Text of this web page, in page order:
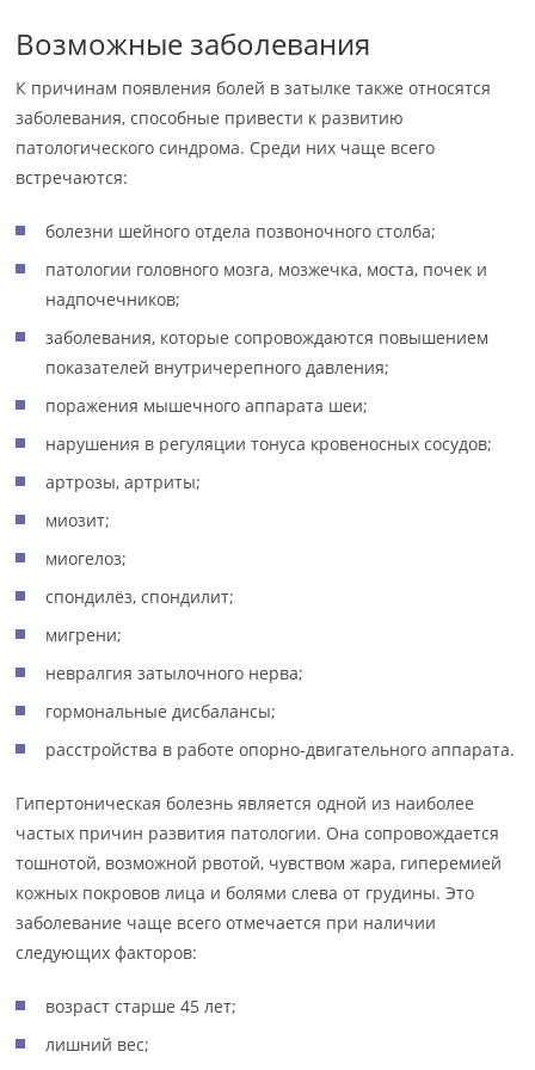
Возможные заболевания
К причинам появления болей в затылке также относятся
заболевания, способные привести к развитию
патологического синдрома. Среди них чаще всего
встречаются:
болезни шейного отдела позвоночного столба;
патологии головного мозга, мозжечка, моста, почек и
надпочечников;
заболевания, которые сопровождаются повышением
показателей внутричерепного давления;
поражения мышечного аппарата шеи;
нарушения в регуляции тонуса кровеносных сосудов;
артрозы, артриты;
миозит;
миогелоз;
спондилёз, спондилит;
мигрени;
невралгия затылочного нерва;
гормональные дисбалансы;
расстройства в работе опорно-двигательного аппарата.
Гипертоническая болезнь является одной из наиболее
частых причин развития патологии. Она сопровождается
тошнотой, возможной рвотой, чувством жара, гиперемией
кожных покровов лица и болями слева от грудины. Это
заболевание чаще всего отмечается при наличии
следующих факторов:
возраст старше 45 лет;
лишний вес;